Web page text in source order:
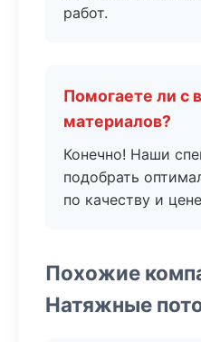
работ.
Помогаете ли с
материалов?
Конечно! Наши
подобрать
по качеству и
Похожие
Натяжные